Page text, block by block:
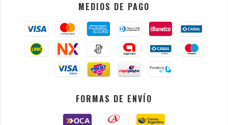
MEDIOS DE PAGO
FORMAS DE ENVÍO